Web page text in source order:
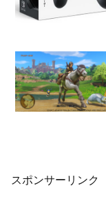
スポンサーリンク